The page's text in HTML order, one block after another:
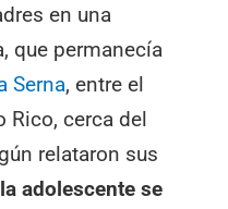
en una
que permanecía
Serna, entre el
Rico, cerca del
relataron sus
la adolescente se